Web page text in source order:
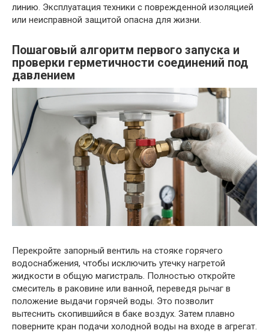
линию. Эксплуатация техники с поврежденной изоляцией
или неисправной защитой опасна для жизни.
Пошаговый алгоритм первого запуска и
проверки герметичности соединений под
давлением
Перекройте запорный вентиль на стояке горячего
водоснабжения, чтобы исключить утечку нагретой
жидкости в общую магистраль. Полностью откройте
смеситель в раковине или ванной, переведя рычаг в
положение выдачи горячей воды. Это позволит
вытеснить скопившийся в баке воздух. Затем плавно
поверните кран подачи холодной воды на входе в агрегат.